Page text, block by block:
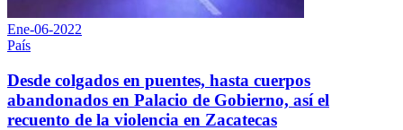
Ene-06-2022
País
Desde colgados en puentes, hasta cuerpos
abandonados en Palacio de Gobierno, así el
recuento de la violencia en Zacatecas